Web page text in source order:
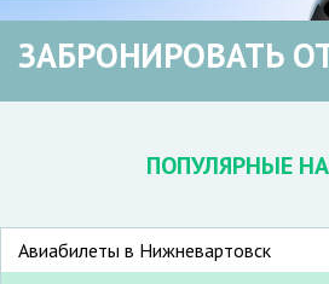
ЗАБРОНИРОВАТЬ
ПОПУЛЯРНЫЕ
Авиабилеты в Нижневартовск